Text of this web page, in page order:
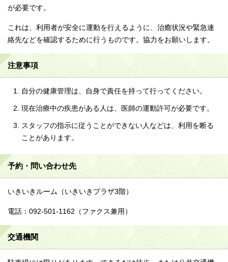
が必要です。
これは、利用者が安全に運動を行えるように、治癒状況や緊急連
絡先などを確認するために行うものです。協力をお願いします。
注意事項
自分の健康管理は、自身で責任を持って行ってください。
現在治療中の疾患がある人は、医師の運動許可が必要です。
スタッフの指示に従うことができない人などは、利用を断る
ことがあります。
予約・問い合わせ先
いきいきルーム（いきいきプラザ3階）
電話：092-501-1162（ファクス兼用）
交通機関